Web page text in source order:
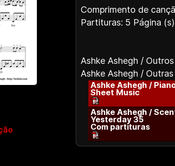
Comprimento de
Partituras: 5 Página (s)
Ashke Ashegh /
Ashke Ashegh /
Ashke Ashegh /
Sheet Music
Ashke Ashegh /
Yesterday 35
Com partituras